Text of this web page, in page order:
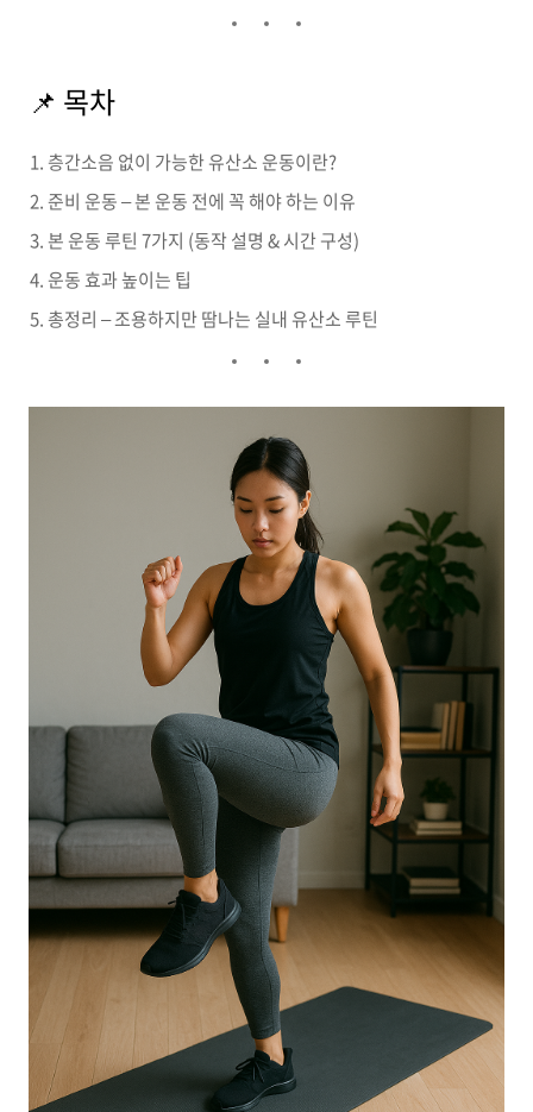
📌 목차
층간소음 없이 가능한 유산소 운동이란?
준비 운동 – 본 운동 전에 꼭 해야 하는 이유
본 운동 루틴 7가지 (동작 설명 & 시간 구성)
운동 효과 높이는 팁
총정리 – 조용하지만 땀나는 실내 유산소 루틴